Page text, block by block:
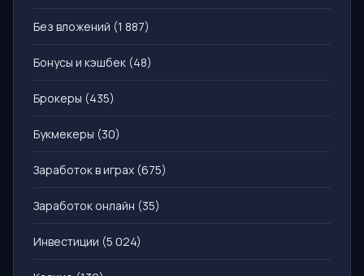
Без вложений (1 887)
Бонусы и кэшбек (48)
Брокеры (435)
Букмекеры (30)
Заработок в играх (675)
Заработок онлайн (35)
Инвестиции (5 024)